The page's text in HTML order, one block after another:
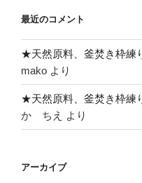
最近のコメント
★天然原料、釜焚き枠練
mako より
★天然原料、釜焚き枠練
か ちえ
より
アーカイブ